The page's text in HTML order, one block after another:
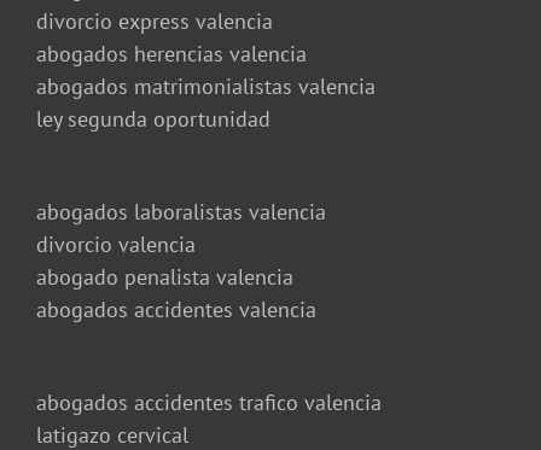
divorcio express valencia
abogados herencias valencia
abogados matrimonialistas valencia
ley segunda oportunidad
abogados laboralistas valencia
divorcio valencia
abogado penalista valencia
abogados accidentes valencia
abogados accidentes trafico valencia
latigazo cervical